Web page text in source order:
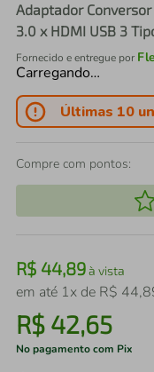
Adaptador Conversor
3.0 x HDMI USB 3
Fornecido e entregue por
Carregando…
Últimas 10
Compre com pontos:
R$ 44,89à vista
em até 1x de R$ 44,
R$ 42,65
No pagamento com Pix